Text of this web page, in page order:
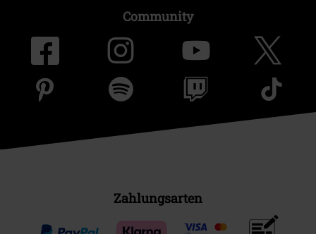
Community
Zahlungsarten